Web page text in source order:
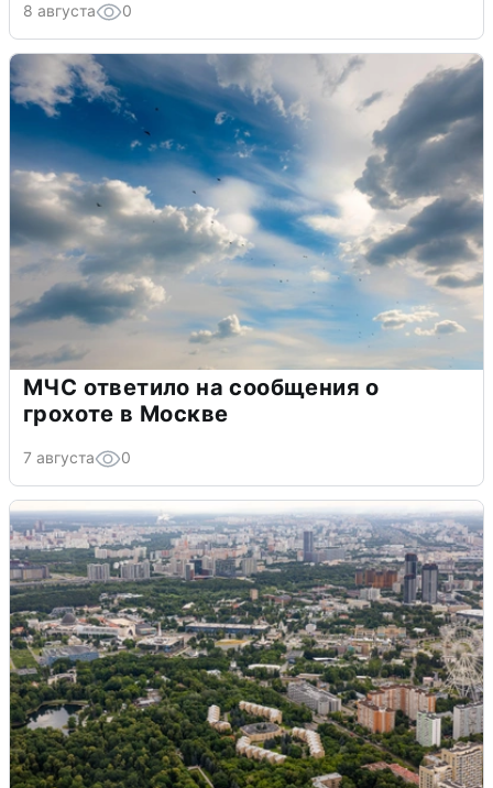
8 августа 0
МЧС ответило на сообщения о
грохоте в Москве
7 августа 0